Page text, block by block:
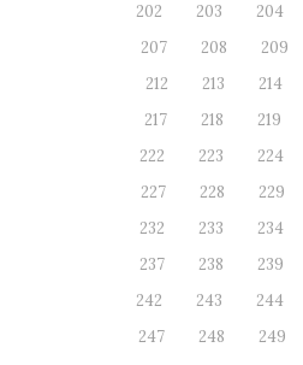
202
203 204
207
208 209
212
213 214
217
218 219
222
223 224
227
228 229
232
233 234
237
238 239
242
243 244
247
248 249